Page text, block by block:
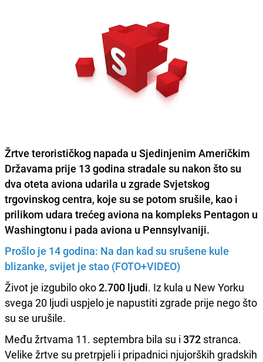
Žrtve terorističkog napada u Sjedinjenim Američkim
Državama prije 13 godina stradale su nakon što su
dva oteta aviona udarila u zgrade Svjetskog
trgovinskog centra, koje su se potom srušile, kao i
prilikom udara trećeg aviona na kompleks Pentagon u
Washingtonu i pada aviona u Pennsylvaniji.
Prošlo je 14 godina: Na dan kad su srušene kule
blizanke, svijet je stao (FOTO+VIDEO)
Život je izgubilo oko2.700 ljudi. Iz kula u New Yorku
svega 20 ljudi uspjelo je napustiti zgrade prije nego što
su se urušile.
Među žrtvama 11. septembra bila su i 372 stranca.
Velike žrtve su pretrpjeli i pripadnici njujorških gradskih